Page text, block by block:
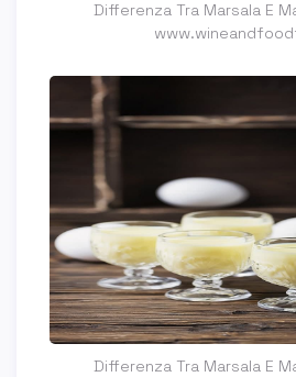
Differenza Tra Marsala E
Differenza Tra Marsala E